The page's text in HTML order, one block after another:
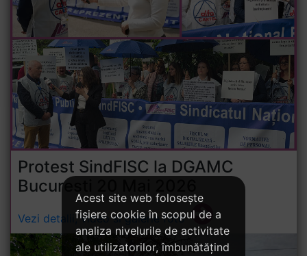
Acest site web folosește
fișiere cookie în scopul de a
analiza nivelurile de activitate
ale utilizatorilor, îmbunătățind
Protest SindFISC la DGAMC
Bucuresti 20 Mai 2026
Vezi detalii, video si galerie foto